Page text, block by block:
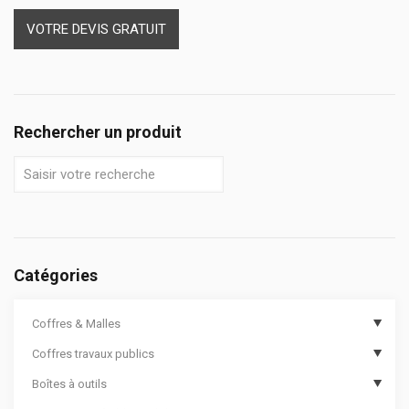
VOTRE DEVIS GRATUIT
Rechercher un produit
Catégories
Coffres & Malles
Coffres de chantier
Options de coffres de chantier
Coffres travaux publics
Coffres de travaux publics
Boîtes à outils